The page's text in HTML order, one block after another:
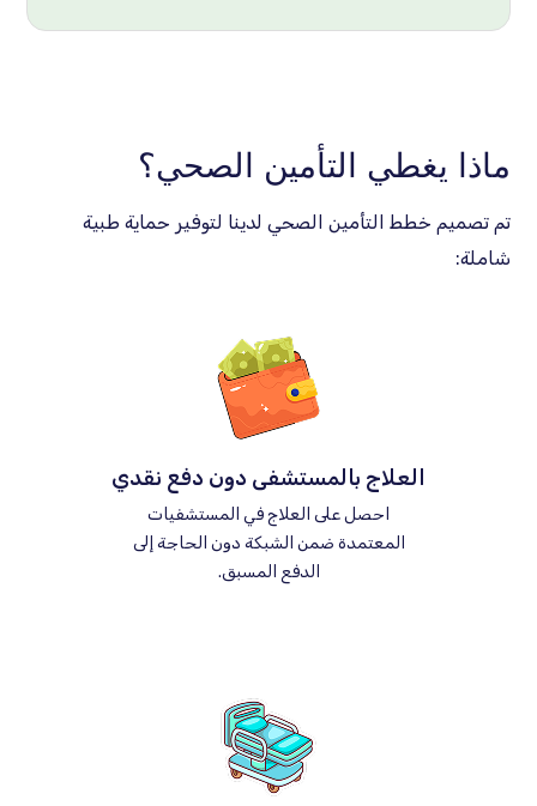
ماذا يغطي التأمين الصحي؟
تم تصميم خطط التأمين الصحي لدينا لتوفير حماية طبية
شاملة:
العلاج بالمستشفى دون دفع نقدي
احصل على العلاج في المستشفيات
المعتمدة ضمن الشبكة دون الحاجة إلى
الدفع المسبق.